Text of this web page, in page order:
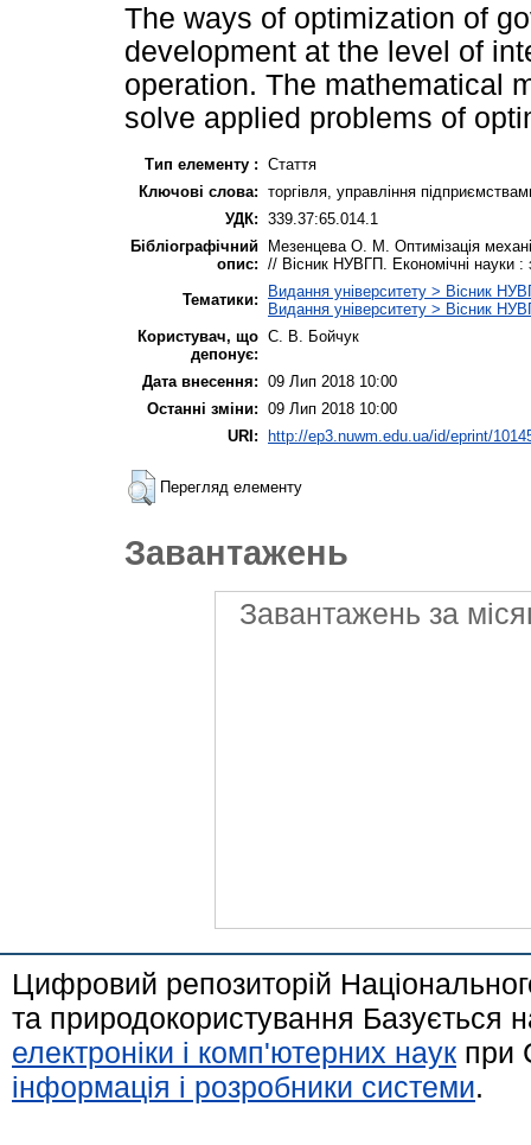
The ways of optimization of
development at the level of
operation. The mathematical
solve applied problems of
Тип елементу : Стаття
Ключові слова: торгівля, управління
УДК: 339.37:65.014.1
Бібліографічний
опис:
Мезенцева О. М. Оптимізація
// Вісник НУВГП. Економічні науки
Тематики:
Видання університету > Вісник
Видання університету > Вісник
Користувач, що
депонує:
С. В. Бойчук
Дата внесення: 09 Лип 2018 10:00
Останні зміни: 09 Лип 2018 10:00
URI:
http://ep3.nuwm.edu.ua/id/eprint/
Перегляд елементу
Завантажень
Завантажень за
Цифровий репозиторій
та природокористування Базується
електроніки і комп'ютерних наук при
інформація і розробники системи.